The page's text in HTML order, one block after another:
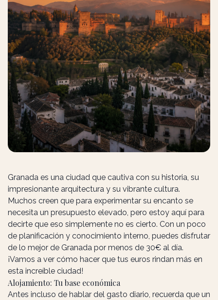
Granada es una ciudad que cautiva con su historia, su
impresionante arquitectura y su vibrante cultura.
Muchos creen que para experimentar su encanto se
necesita un presupuesto elevado, pero estoy aquí para
decirte que eso simplemente no es cierto. Con un poco
de planificación y conocimiento interno, puedes disfrutar
de lo mejor de Granada por menos de 30€ al día.
¡Vamos a ver cómo hacer que tus euros rindan más en
esta increíble ciudad!
Alojamiento: Tu base económica
Antes incluso de hablar del gasto diario, recuerda que un